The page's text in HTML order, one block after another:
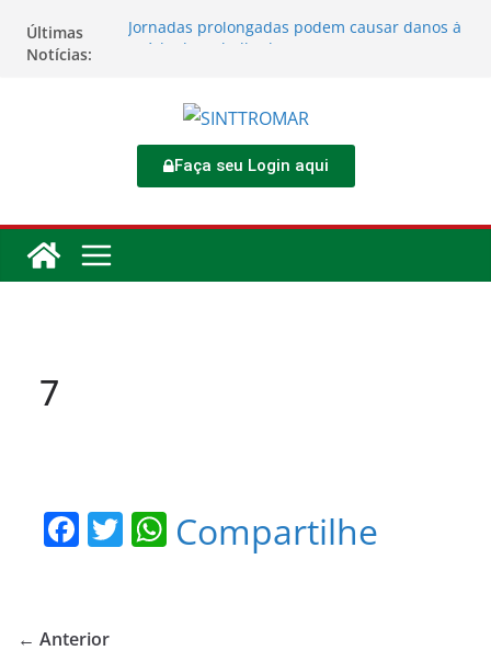
Últimas
Notícias:
Jornadas prolongadas podem causar danos à
Sinttromar garante acordo de R$ 1,7 milhão e
corrige direitos de motoristas da
Transcocamar
dos trabalhadores
Faça seu Login aqui
7
F
e
T W
Compartilhe
← Anterior